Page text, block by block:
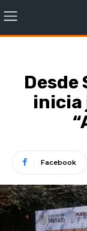
Desde
inicia
Facebook